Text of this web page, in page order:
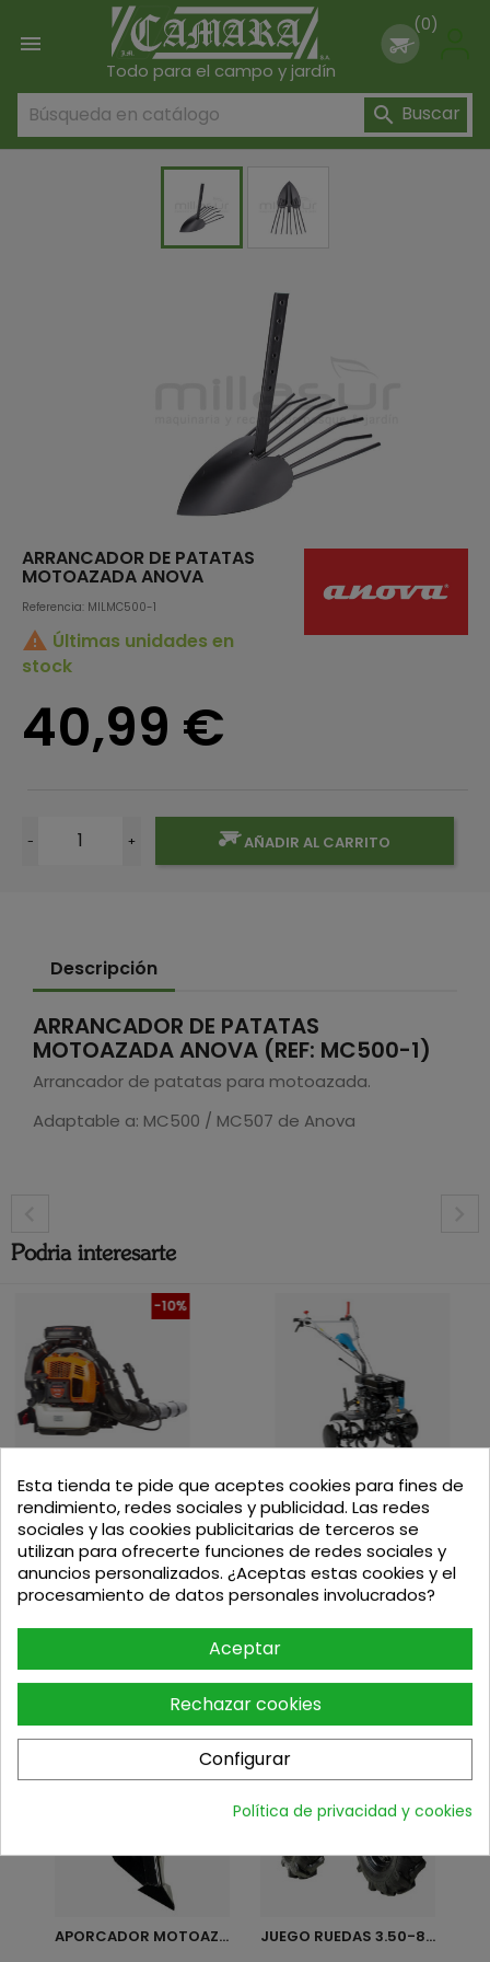

Todo para el campo y jardín
(0)
 Buscar
ARRANCADOR DE PATATAS
MOTOAZADA ANOVA
Referencia: MILMC500-1
 Últimas unidades en
stock
40,99 €
- + AÑADIR AL CARRITO
Descripción
ARRANCADOR DE PATATAS
MOTOAZADA ANOVA (REF: MC500-1)
Arrancador de patatas para motoazada.
Adaptable a: MC500 / MC507 de Anova
Podria interesarte
SOPLADOR SG76C ANOVA
Precio base
539€Precio
486,00 €
-10%
MOTOAZADA BERTOLINI 205S
Precio
538,98 €
Los clientes que adquirieron este producto
también compraron:
APORCADOR MOTOAZADA BERTOLINI JUEGO RUEDAS 3.50-8"...
Esta tienda te pide que aceptes cookies para fines de
rendimiento, redes sociales y publicidad. Las redes
sociales y las cookies publicitarias de terceros se
utilizan para ofrecerte funciones de redes sociales y
anuncios personalizados. ¿Aceptas estas cookies y el
procesamiento de datos personales involucrados?
Aceptar
Rechazar cookies
Configurar
Política de privacidad y cookies